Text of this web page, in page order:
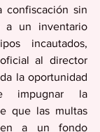
confiscación sin
a un inventario
incautados,
al director
la oportunidad
impugnar la
que las multas
a un fondo